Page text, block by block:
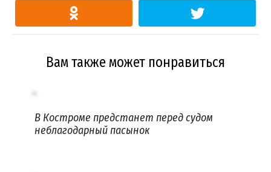
Вам также может понравиться
В Костроме предстанет перед судом
неблагодарный пасынок